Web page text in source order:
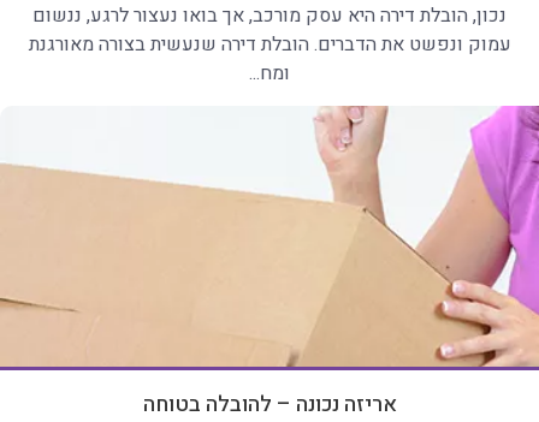
נכון, הובלת דירה היא עסק מורכב, אך בואו נעצור לרגע, ננשום
עמוק ונפשט את הדברים. הובלת דירה שנעשית בצורה מאורגנת
ומח...
אריזה נכונה – להובלה בטוחה